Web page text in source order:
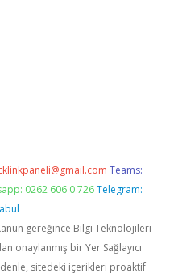
Teams:
0262 606 0 726 Telegram:
gereğince Bilgi Teknolojileri
onaylanmış bir Yer Sağlayıcı
sitedeki içerikleri proaktif